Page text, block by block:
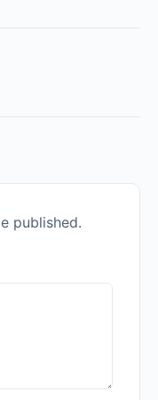
published.